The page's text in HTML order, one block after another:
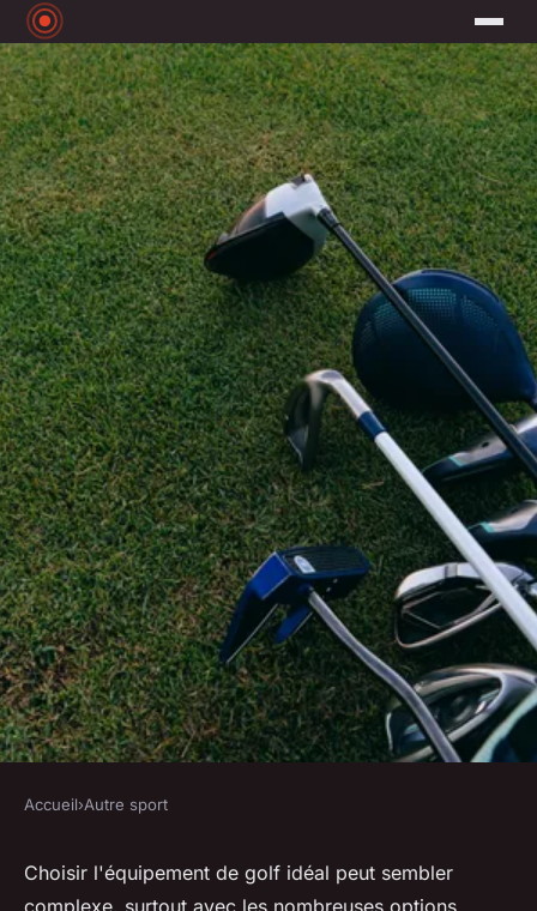
AUTRE SPORT
Guide pratique pour choisir
Accueil›Autre sport
Choisir l'équipement de golf idéal peut sembler